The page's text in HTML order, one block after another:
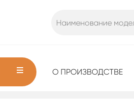
О ПРОИЗВОДСТВЕ